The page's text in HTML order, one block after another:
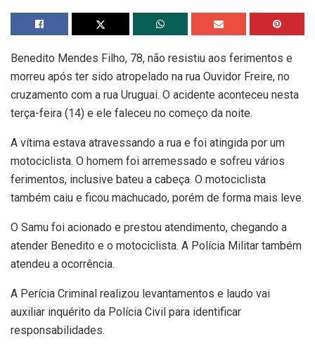
Benedito Mendes Filho, 78, não resistiu aos ferimentos e
morreu após ter sido atropelado na rua Ouvidor Freire, no
cruzamento com a rua Uruguai. O acidente aconteceu nesta
terça-feira (14) e ele faleceu no começo da noite.
A vítima estava atravessando a rua e foi atingida por um
motociclista. O homem foi arremessado e sofreu vários
ferimentos, inclusive bateu a cabeça. O motociclista
também caiu e ficou machucado, porém de forma mais leve.
O Samu foi acionado e prestou atendimento, chegando a
atender Benedito e o motociclista. A Polícia Militar também
atendeu a ocorrência.
A Perícia Criminal realizou levantamentos e laudo vai
auxiliar inquérito da Polícia Civil para identificar
responsabilidades.